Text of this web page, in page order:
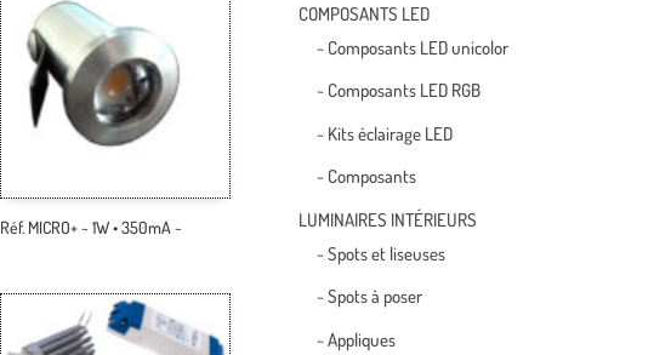
Réf. MICRO+ ~ 1W • 350mA ~
COMPOSANTS LED
~ Composants LED unicolor
~ Composants LED RGB
~ Kits éclairage LED
~ Composants
LUMINAIRES INTÉRIEURS
~ Spots et liseuses
~ Spots à poser
~ Appliques